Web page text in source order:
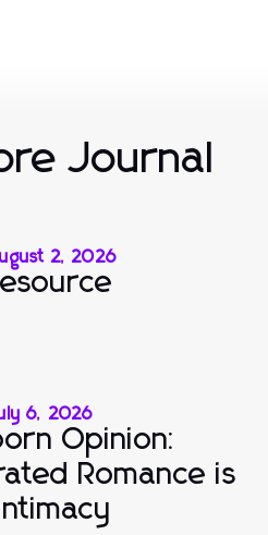
Journal
2, 2026
6, 2026
Opinion:
Romance is